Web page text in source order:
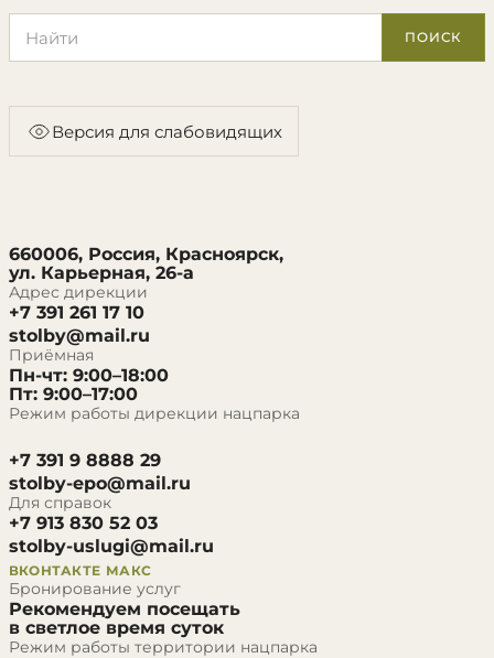
ПОИСК
Версия для слабовидящих
660006, Россия, Красноярск,
ул. Карьерная, 26-а
Адрес дирекции
+7 391 261 17 10
stolby@mail.ru
Приёмная
Пн-чт: 9:00–18:00
Пт: 9:00–17:00
Режим работы дирекции нацпарка
+7 391 9 8888 29
stolby-epo@mail.ru
Для справок
+7 913 830 52 03
stolby-uslugi@mail.ru
ВКОНТАКТЕ МАКС
Бронирование услуг
Рекомендуем посещать
в светлое время суток
Режим работы территории нацпарка